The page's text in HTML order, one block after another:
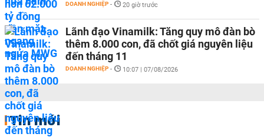
DOANH NGHIỆP - 20 giờ trước
Lãnh đạo Vinamilk: Tăng quy mô đàn bò
thêm 8.000 con, đã chốt giá nguyên liệu
đến tháng 11
DOANH NGHIỆP - 10:07 | 07/08/2026
Tin mới